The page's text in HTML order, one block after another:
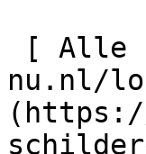
nu.nl/